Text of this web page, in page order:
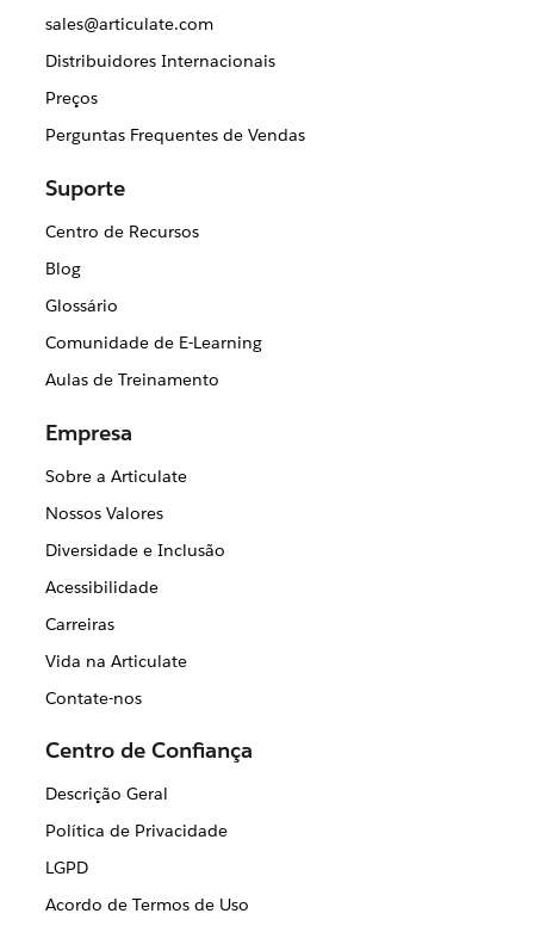
sales@articulate.com
Distribuidores Internacionais
Preços
Perguntas Frequentes de Vendas
Suporte
Centro de Recursos
Blog
Glossário
Comunidade de E-Learning
Aulas de Treinamento
Empresa
Sobre a Articulate
Nossos Valores
Diversidade e Inclusão
Acessibilidade
Carreiras
Vida na Articulate
Contate-nos
Centro de Confiança
Descrição Geral
Política de Privacidade
LGPD
Acordo de Termos de Uso